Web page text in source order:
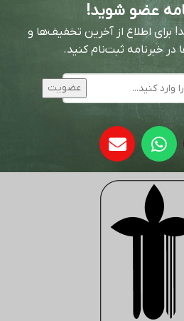
عضو شوید!
برای اطلاع از آخرین تخفیف‌ها و
در خبرنامه ثبت‌نام کنید.